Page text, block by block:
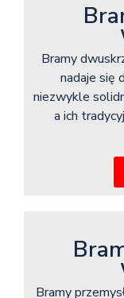
Bramy
nadaje się
niezwykle
a ich
Bramy